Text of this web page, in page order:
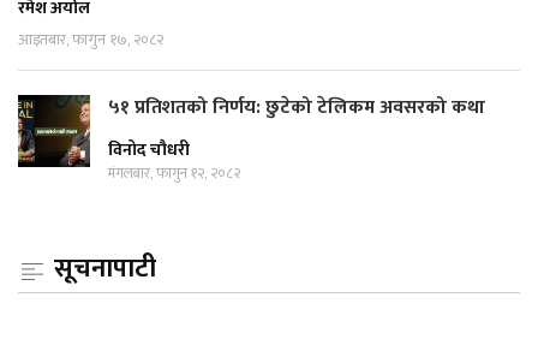
रमेश अर्याल
आइतबार, फागुन १७, २०८२
५१ प्रतिशतको निर्णय: छुटेको टेलिकम अवसरको कथा
विनोद चौधरी
मंगलबार, फागुन १२, २०८२
सूचनापाटी